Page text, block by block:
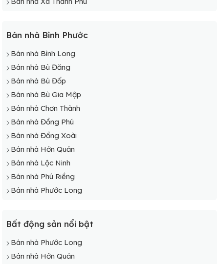
Bán nhà Bình Phước
Bán nhà Bình Long
Bán nhà Bù Đăng
Bán nhà Bù Đốp
Bán nhà Bù Gia Mập
Bán nhà Chơn Thành
Bán nhà Đồng Phú
Bán nhà Đồng Xoài
Bán nhà Hớn Quản
Bán nhà Lộc Ninh
Bán nhà Phú Riềng
Bán nhà Phước Long
Bất động sản nổi bật
Bán nhà Phước Long
Bán nhà Hớn Quản